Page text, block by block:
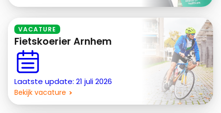
VACATURE
Fietskoerier Arnhem
Laatste update: 21 juli 2026
Bekijk vacature